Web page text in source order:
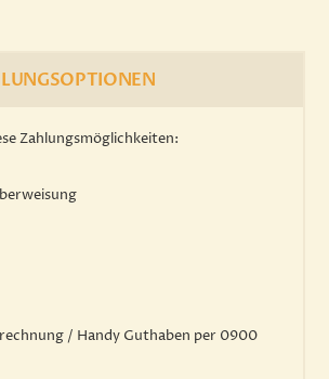
Zahlungsmöglichkeiten:
/ Handy Guthaben per 0900